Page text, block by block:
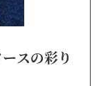
スの彩り